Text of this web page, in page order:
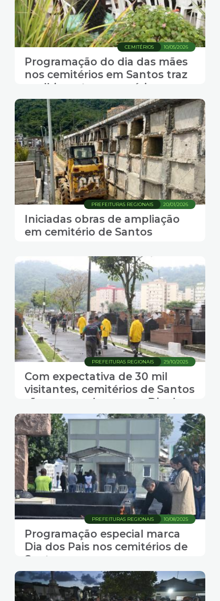
10/05/2026
CEMITÉRIOS
Programação do dia das mães
nos cemitérios em Santos traz
acolhimento e memória
20/01/2026
PREFEITURAS REGIONAIS
Iniciadas obras de ampliação
em cemitério de Santos
29/10/2025
PREFEITURAS REGIONAIS
Com expectativa de 30 mil
visitantes, cemitérios de Santos
são preparados para o Dia de
Finados
10/08/2025
PREFEITURAS REGIONAIS
Programação especial marca
Dia dos Pais nos cemitérios de
Santos